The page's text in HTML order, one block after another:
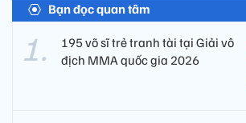
Bạn đọc quan tâm
195 võ sĩ trẻ tranh tài tại Giải vô
địch MMA quốc gia 2026